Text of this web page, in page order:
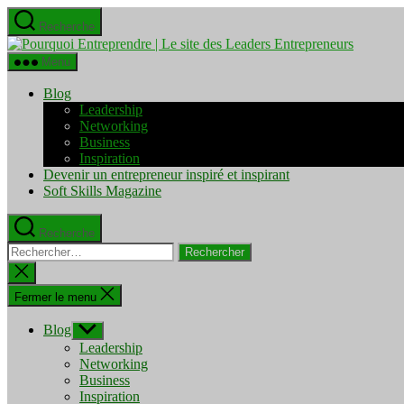
Aller
au
contenu
Recherche
Pourquoi
Menu
Blog
Leadership
Networking
Business
Inspiration
Devenir un entrepreneur inspiré et inspirant
Soft Skills Magazine
Recherche
Rechercher :
Fermer
la
recherche
Fermer le menu
Blog Afficher
le
sous-
menu
Leadership
Networking
Business
Inspiration